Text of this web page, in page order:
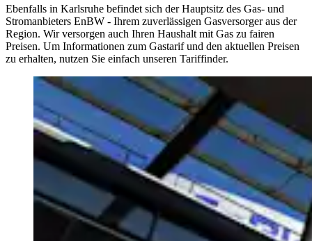
Ebenfalls in Karlsruhe befindet sich der Hauptsitz des Gas- und
Stromanbieters EnBW - Ihrem zuverlässigen Gasversorger aus der
Region. Wir versorgen auch Ihren Haushalt mit Gas zu fairen
Preisen. Um Informationen zum Gastarif und den aktuellen Preisen
zu erhalten, nutzen Sie einfach unseren Tariffinder.